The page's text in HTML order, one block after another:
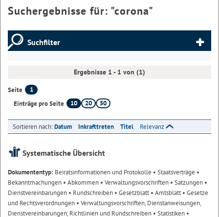
Suchergebnisse für: "corona"
Suchfilter
Ergebnisse 1 - 1 von (1)
Seite
1
Einträge pro Seite
10 20 50
Sortieren nach:Datum Inkrafttreten Titel Relevanz
Systematische Übersicht
Dokumententyp: Beiratsinformationen und Protokolle • Staatsverträge •
Bekanntmachungen • Abkommen • Verwaltungsvorschriften • Satzungen •
Dienstvereinbarungen • Rundschreiben • Gesetzblatt• Amtsblatt• Gesetze
und Rechtsverordnungen • Verwaltungsvorschriften, Dienstanweisungen,
Dienstvereinbarungen, Richtlinien und Rundschreiben • Statistiken •